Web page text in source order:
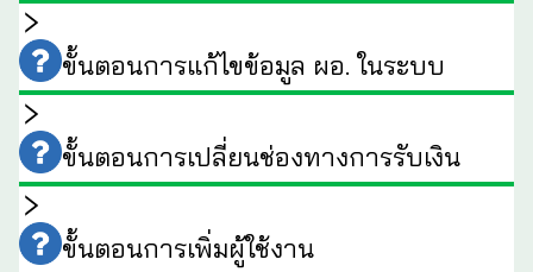
ขั้นตอนการแก้ไขข้อมูล ผอ. ในระบบ
ขั้นตอนการเปลี่ยนช่องทางการรับเงิน
ขั้นตอนการเพิ่มผู้ใช้งาน